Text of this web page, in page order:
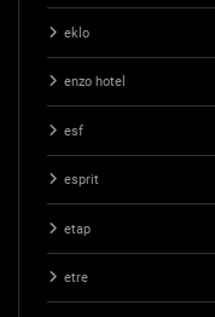
eklo
enzo hotel
esf
esprit
etap
etre